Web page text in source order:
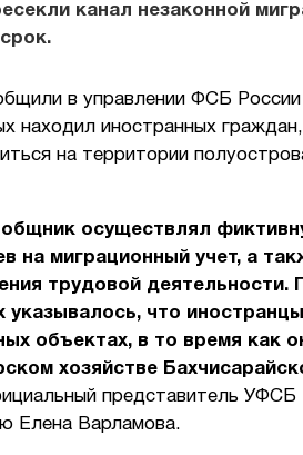
канал незаконной
в управлении ФСБ
находил иностранных
на территории
осуществлял
на миграционный учет, а
трудовой деятельности.
указывалось, что
объектах, в то время как
хозяйстве
представитель УФСБ
Елена Варламова.